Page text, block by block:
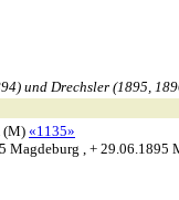
und Drechsler (1895,
(M) «1135»
Magdeburg , + 29.06.1895